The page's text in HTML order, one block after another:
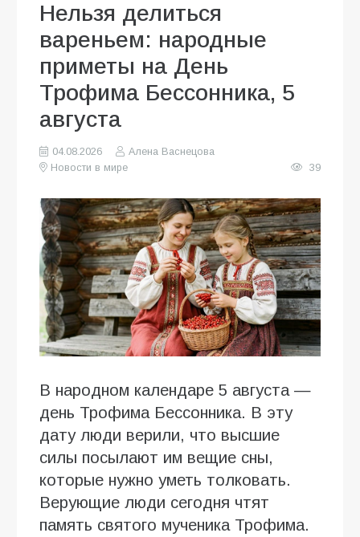
Нельзя делиться
вареньем: народные
приметы на День
Трофима Бессонника, 5
августа
04.08.2026
Алена Васнецова
Новости в мире
39
В народном календаре 5 августа —
день Трофима Бессонника. В эту
дату люди верили, что высшие
силы посылают им вещие сны,
которые нужно уметь толковать.
Верующие люди сегодня чтят
память святого мученика Трофима.